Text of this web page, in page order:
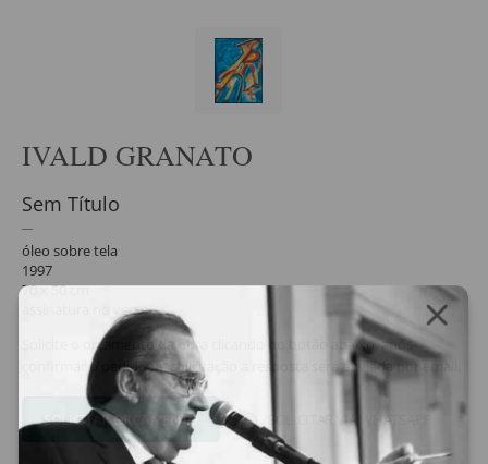
IVALD GRANATO
Sem Título
óleo sobre tela
1997
70 x 50 cm
assinatura no verso
Solicite o orçamento da obra clicando no botão abaixo, após
confirmar o pedido de solicitação a resposta será enviada por email.
SOLICITAR ORÇAMENTO SOLICITAR VIA WHATSAPP